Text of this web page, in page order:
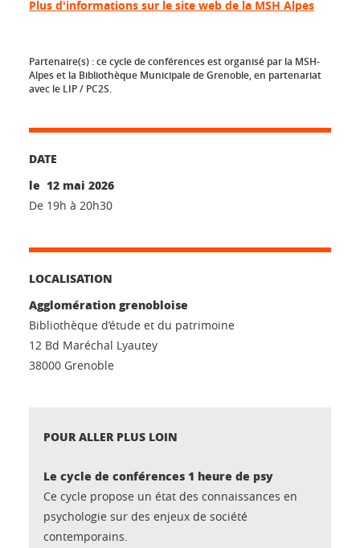
Plus d'informations sur le site web de la MSH Alpes
Partenaire(s) :ce cycle de conférences est organisé par la MSH-
Alpes et la Bibliothèque Municipale de Grenoble, en partenariat
avec le LIP / PC2S.
DATE
le 12 mai 2026
De 19h à 20h30
LOCALISATION
Agglomération grenobloise
Bibliothèque d’étude et du patrimoine
12 Bd Maréchal Lyautey
38000 Grenoble
POUR ALLER PLUS LOIN
Le cycle de conférences 1 heure de psy
Ce cycle propose un état des connaissances en
psychologie sur des enjeux de société
contemporains.